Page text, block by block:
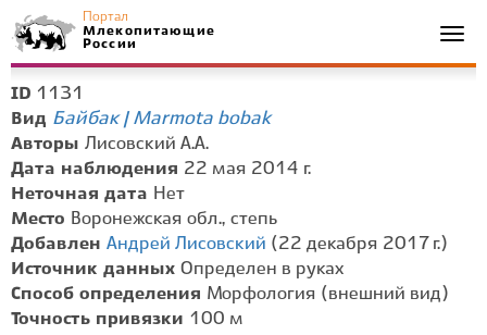
Портал
Млекопитающие
России
ID 1131
Вид Байбак | Marmota bobak
Авторы Лисовский А.А.
Дата наблюдения 22 мая 2014 г.
Неточная дата Нет
Место Воронежская обл., степь
Добавлен Андрей Лисовский (22 декабря 2017 г.)
Источник данных Определен в руках
Способ определения Морфология (внешний вид)
Точность привязки 100 м